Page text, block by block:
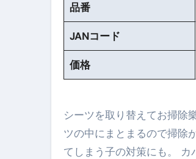
アーモンド
【ひろゆき】
セラピスト
5キロ痩せる
ムームードメ
品番
JANコード
価格
シーツを取り替えてお掃除
ツの中にまとまるので掃除
てしまう子の対策にも。